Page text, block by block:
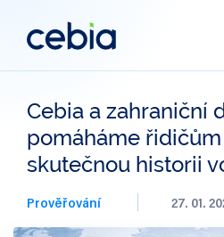
Cebia a zahraniční
pomáháme
skutečnou historii
Prověřování 27. 01.